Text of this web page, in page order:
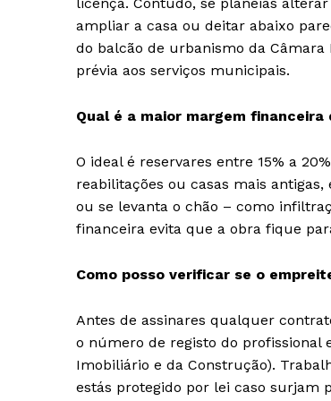
licença. Contudo, se planeias
ampliar a casa ou deitar abaixo
do balcão de urbanismo da
prévia aos serviços municipais.
Qual é a maior margem
O ideal é reservares entre 15% a
reabilitações ou casas mais
ou se levanta o chão – como
financeira evita que a obra fique
Como posso verificar se o
Antes de assinares qualquer
o número de registo do profissional
Imobiliário e da Construção).
estás protegido por lei caso surjam